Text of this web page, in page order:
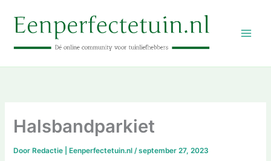
naar
inhoud
Halsbandparkiet
Door Redactie | Eenperfectetuin.nl/september 27, 2023